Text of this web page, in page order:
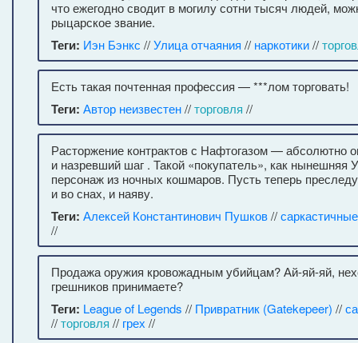
что ежегодно сводит в могилу сотни тысяч людей,
рыцарское звание.
Теги: Иэн Бэнкс //Улица отчаяния // наркотики//
Есть такая почтенная профессия — ***лом торговать!
Теги: Автор неизвестен//торговля //
Расторжение контрактов с Нафтогазом — абсолютно
и назревший шаг . Такой «покупатель», как нынешняя
персонаж из ночных кошмаров. Пусть теперь
и во снах, и наяву.
Теги: Алексей Константинович Пушков//
//
Продажа оружия кровожадным убийцам? Ай-яй-яй,
грешников принимаете?
Теги: League of Legends // Привратник (Gatekepeer) //
//торговля // грех //